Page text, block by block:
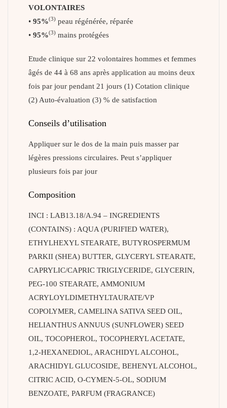
VOLONTAIRES
• 95%(3) peau régénérée, réparée
• 95%(3) mains protégées
Etude clinique sur 22 volontaires hommes et femmes
âgés de 44 à 68 ans après application au moins deux
fois par jour pendant 21 jours (1) Cotation clinique
(2) Auto-évaluation (3) % de satisfaction
Conseils d’utilisation
Appliquer sur le dos de la main puis masser par
légères pressions circulaires. Peut s’appliquer
plusieurs fois par jour
Composition
INCI : LAB13.18/A.94 – INGREDIENTS
(CONTAINS) : AQUA (PURIFIED WATER),
ETHYLHEXYL STEARATE, BUTYROSPERMUM
PARKII (SHEA) BUTTER, GLYCERYL STEARATE,
CAPRYLIC/CAPRIC TRIGLYCERIDE, GLYCERIN,
PEG-100 STEARATE, AMMONIUM
ACRYLOYLDIMETHYLTAURATE/VP
COPOLYMER, CAMELINA SATIVA SEED OIL,
HELIANTHUS ANNUUS (SUNFLOWER) SEED
OIL, TOCOPHEROL, TOCOPHERYL ACETATE,
1,2-HEXANEDIOL, ARACHIDYL ALCOHOL,
ARACHIDYL GLUCOSIDE, BEHENYL ALCOHOL,
CITRIC ACID, O-CYMEN-5-OL, SODIUM
BENZOATE, PARFUM (FRAGRANCE)